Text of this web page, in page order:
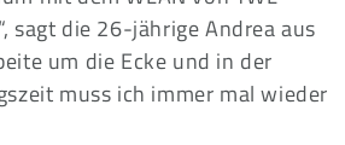
sagt die 26-jährige Andrea aus
um die Ecke und in der
muss ich immer mal wieder